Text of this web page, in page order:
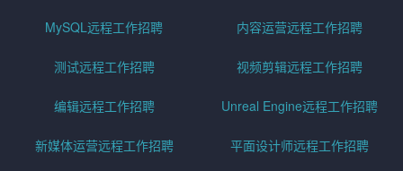
MySQL远程工作招聘 内容运营远程工作招聘
测试远程工作招聘 视频剪辑远程工作招聘
编辑远程工作招聘 Unreal Engine远程工作招聘
新媒体运营远程工作招聘 平面设计师远程工作招聘